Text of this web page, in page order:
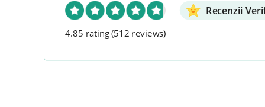
Recenzii
4.85 rating(512 reviews)